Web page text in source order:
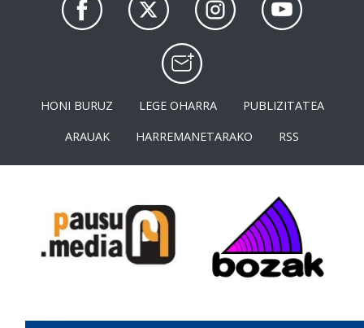
HONI BURUZ LEGE OHARRA
PUBLIZITATEA
ARAUAK
HARREMANETARAKO RSS